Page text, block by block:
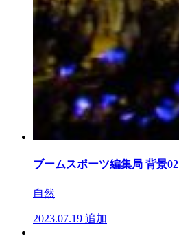
ブームスポーツ編集局 背景02
自然
2023.07.19 追加